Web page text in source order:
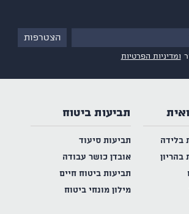
ומדיניות הפרטיות
בלידה
בהריון
תביעות ביטוח
תביעות סיעוד
אובדן כושר עבודה
תביעות ביטוח חיים
מילון מונחי ביטוח